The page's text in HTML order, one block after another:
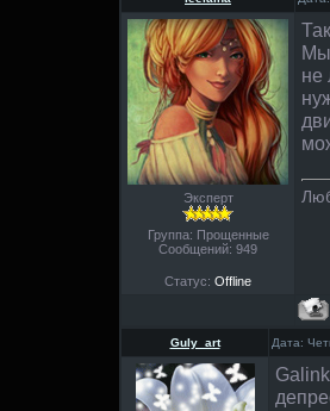
Эксперт
Группа: Прощенные
Сообщений: 949
Статус: Offline
Мы
не
Guly_art Дата: